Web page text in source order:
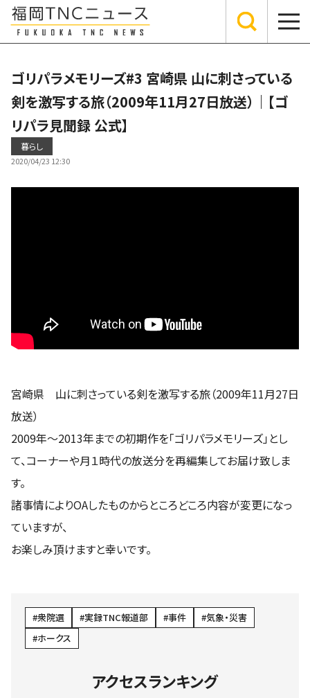
ゴリパラメモリーズ#3 宮崎県 山に刺さっている
剣を激写する旅（2009年11月27日放送）｜【ゴ
リパラ見聞録 公式】
暮らし
2020/04/23 12:30
宮崎県 山に刺さっている剣を激写する旅（2009年11月27日
放送）
2009年～2013年までの初期作を「ゴリパラメモリーズ」とし
て、コーナーや月１時代の放送分を再編集してお届け致しま
す。
諸事情によりOAしたものからところどころ内容が変更になっ
ていますが、
お楽しみ頂けますと幸いです。
衆院選 実録TNC報道部 事件
気象・災害
ホークス
アクセスランキング